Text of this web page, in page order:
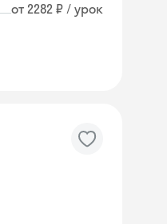
от 2282 ₽ / урок